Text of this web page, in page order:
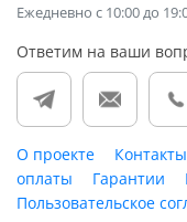
Ежедневно с 10:00 до
Ответим на ваши
О проекте Контакты
оплаты
Гарантии
Пользовательское